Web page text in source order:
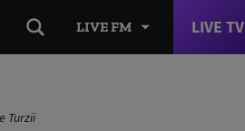
LIVE FM LIVE TV
Turzii